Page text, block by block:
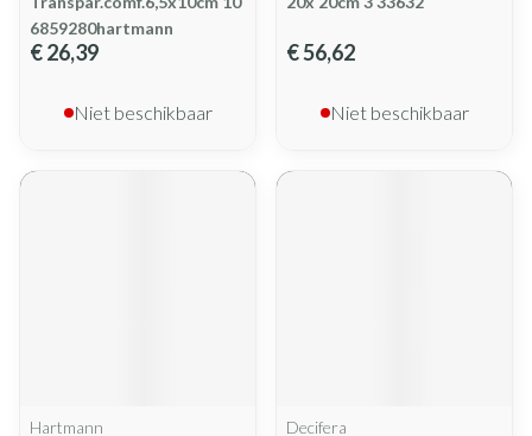
6859280hartmann
€ 26,39
Niet beschikbaar
€ 56,62
Niet beschikbaar
Hartmann Decifera